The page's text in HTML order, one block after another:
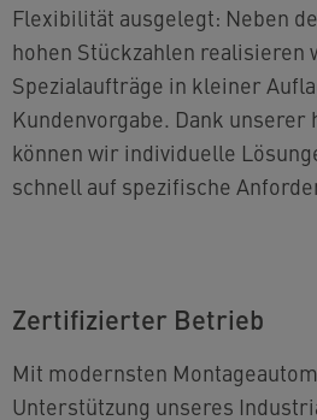
Flexibilität ausgelegt: Neben
hohen Stückzahlen realisieren
Spezialaufträge in kleiner
Kundenvorgabe. Dank
können wir individuelle
schnell auf spezifische
Zertifizierter Betrieb
Mit modernsten
Unterstützung unseres